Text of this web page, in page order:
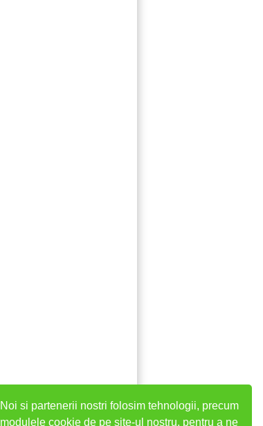
Noi si partenerii nostri folosim tehnologii, precum
modulele cookie de pe site-ul nostru, pentru a ne